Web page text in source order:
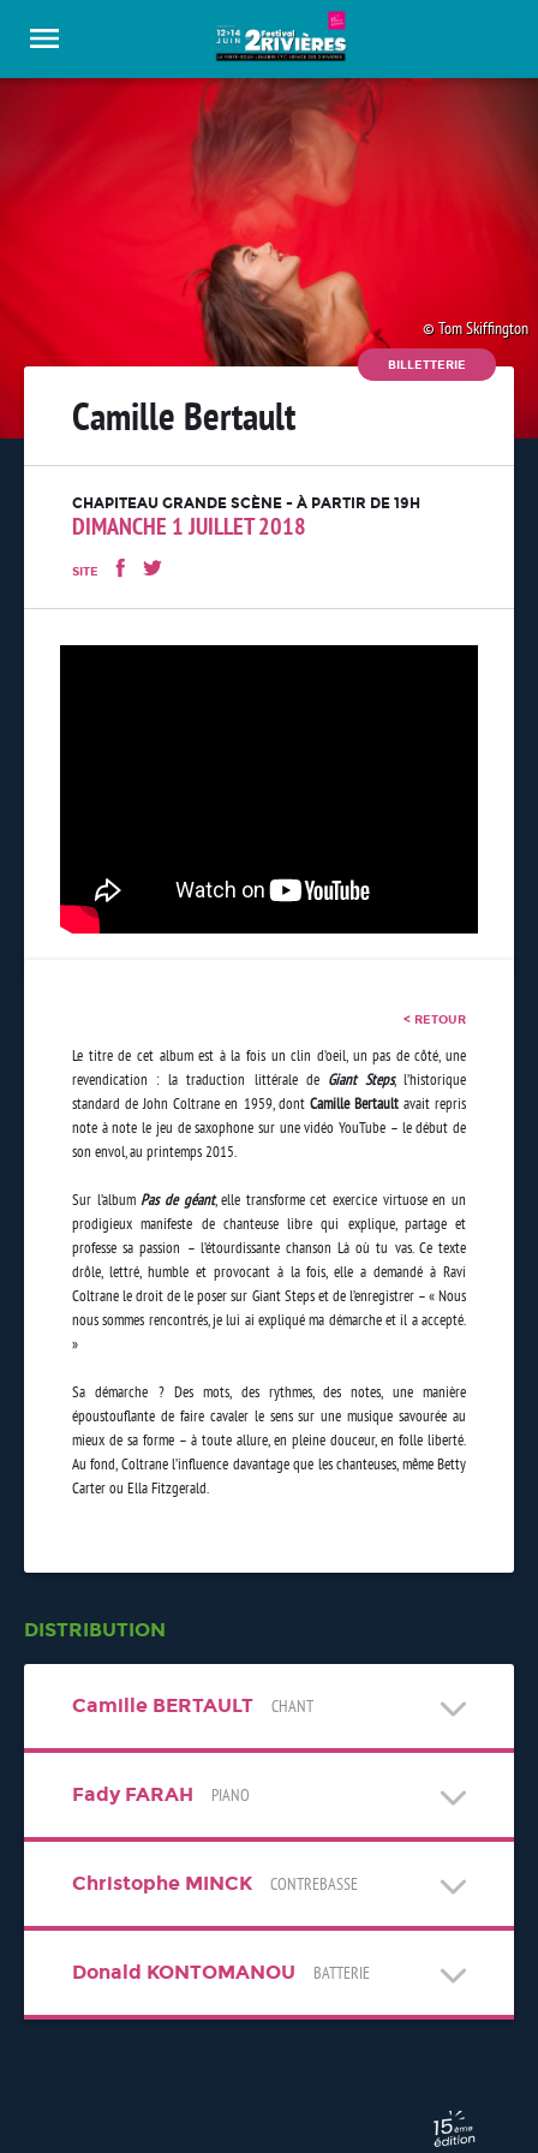
Tom Skiffington
BILLETTERIE
Camille Bertault
CHAPITEAU GRANDE SCÈNE - À PARTIR DE 19H
DIMANCHE 1 JUILLET 2018
SITE
< RETOUR
Le titre de cet album est à la fois un clin d’oeil, un pas de côté, une
revendication : la traduction littérale deGiant Steps, l’historique
standard de John Coltrane en 1959, dont Camille Bertaultavait repris
note à note le jeu de saxophone sur une vidéo YouTube – le début de
son envol, au printemps 2015.
Sur l’albumPas de géant, elle transforme cet exercice virtuose en un
prodigieux manifeste de chanteuse libre qui explique, partage et
professe sa passion – l’étourdissante chanson Là où tu vas. Ce texte
drôle, lettré, humble et provocant à la fois, elle a demandé à Ravi
Coltrane le droit de le poser sur Giant Steps et de l’enregistrer – « Nous
nous sommes rencontrés, je lui ai expliqué ma démarche et il a accepté.
»
Sa démarche ? Des mots, des rythmes, des notes, une manière
époustouflante de faire cavaler le sens sur une musique savourée au
mieux de sa forme – à toute allure, en pleine douceur, en folle liberté.
Au fond, Coltrane l’influence davantage que les chanteuses, même Betty
Carter ou Ella Fitzgerald.
DISTRIBUTION
Camille BERTAULT CHANT
Fady FARAH PIANO
Christophe MINCK CONTREBASSE
Donald KONTOMANOU BATTERIE